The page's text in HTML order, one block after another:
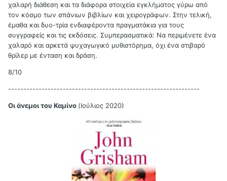
χαλαρή διάθεση και τα διάφορα στοιχεία εγκλήματος γύρω από
τον κόσμο των σπάνιων βιβλίων και χειρογράφων. Στην τελική,
έμαθα και δυο-τρία ενδιαφέροντα πραγματάκια για τους
συγγραφείς και τις εκδόσεις. Συμπερασματικά: Να περιμένετε ένα
χαλαρό και αρκετά ψυχαγωγικό μυθιστόρημα, όχι ένα στιβαρό
θρίλερ με ένταση και δράση.
8/10
---------------------------------------------------------------
Οι άνεμοι του Καμίνο (Ιούλιος 2020)